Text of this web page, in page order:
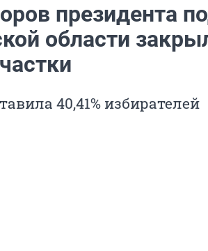
президента
области
40,41% избирателей